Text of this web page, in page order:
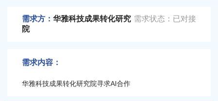
/ 华雅科技成果转化研究院寻求AI合作 /
6000平米场地科普城寻求科普类项目合
作
需求状态：已对接
需求方： 华雅科技成果转化研究
院
需求内容：
华雅科技成果转化研究院寻求AI合作